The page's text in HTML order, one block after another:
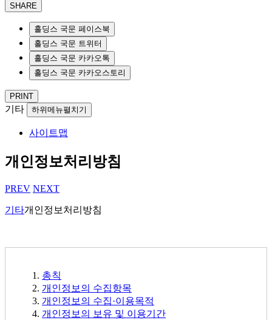
SHARE
홀딩스 국문 페이스북
홀딩스 국문 트위터
홀딩스 국문 카카오톡
홀딩스 국문 카카오스토리
PRINT
기타 하위메뉴펼치기
사이트맵
개인정보처리방침
PREV NEXT
기타개인정보처리방침
총칙
개인정보의 수집항목
개인정보의 수집·이용목적
개인정보의 보유 및 이용기간